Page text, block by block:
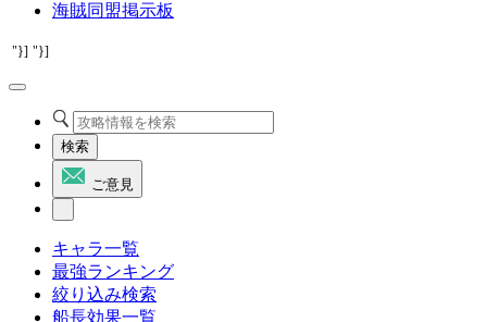
海賊同盟掲示板
"}] "}]
検索
ご意見
キャラ一覧
最強ランキング
絞り込み検索
船長効果一覧